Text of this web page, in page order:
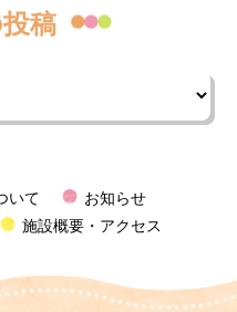
稿
いて
お知らせ
施設概要・アクセス